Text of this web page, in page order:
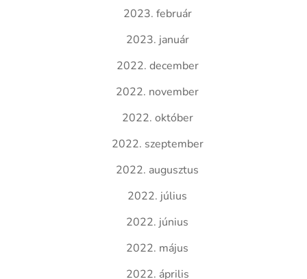
2023. február
2023. január
2022. december
2022. november
2022. október
2022. szeptember
2022. augusztus
2022. július
2022. június
2022. május
2022. április